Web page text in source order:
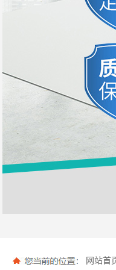
网站首